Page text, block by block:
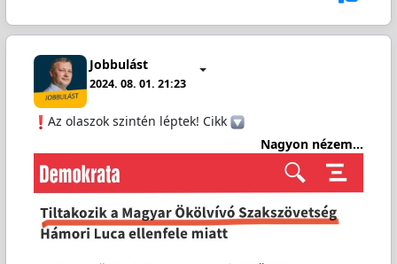
Jobbulást
2024. 08. 01. 21:23
️Az olaszok szintén léptek! Cikk
Nagyon nézem...